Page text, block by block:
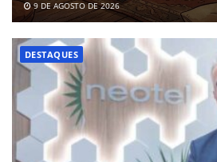
9 DE AGOSTO DE 2026
DESTAQUES